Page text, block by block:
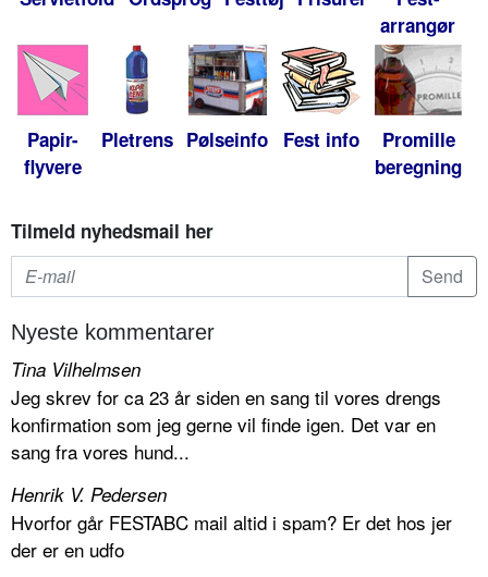
arrangør
Papir-
flyvere
Pletrens Pølseinfo Fest info
Promille
beregning
Tilmeld nyhedsmail her
Nyeste kommentarer
Tina Vilhelmsen
Jeg skrev for ca 23 år siden en sang til vores drengs
konfirmation som jeg gerne vil finde igen. Det var en
sang fra vores hund...
Henrik V. Pedersen
Hvorfor går FESTABC mail altid i spam? Er det hos jer
der er en udfo